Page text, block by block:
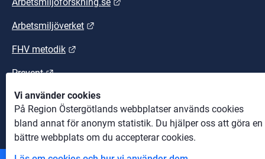
Vi använder cookies
På Region Östergötlands webbplatser används cookies
bland annat för anonym statistik. Du hjälper oss att göra en
bättre webbplats om du accepterar cookies.
Arbetsmiljöverket
FHV metodik
Prevent Länk till annan webbplats.
Suntarbetsliv Länk till annan webbplats.